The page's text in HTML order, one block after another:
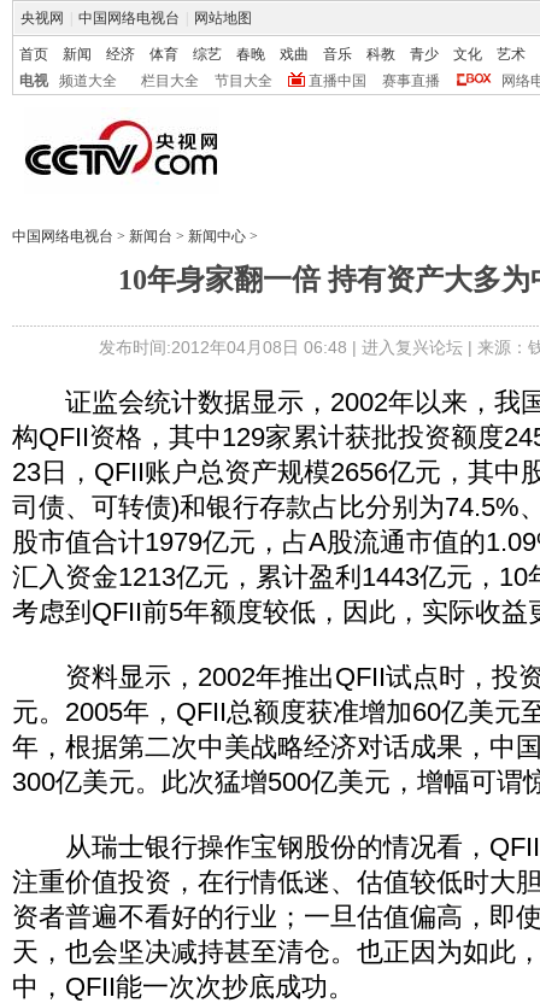
央视网 中国网络电视台 网站地图
首页 新闻 经济 体育 综艺 春晚 戏曲 音乐 科教 青少 文化
艺术
电视
频道大全 栏目大全 节目大全 直播中国 赛事直播 网络
中国网络电视台 > 新闻台 > 新闻中心 >
10年身家翻一倍 持有资产大多
发布时间:2012年04月08日 06:48 | 进入复兴论坛| 来源：
证监会统计数据显示，2002年以来，我
构QFII资格，其中129家累计获批投资额度
23日，QFII账户总资产规模2656亿元，其中
司债、可转债)和银行存款占比分别为74.5%
股市值合计1979亿元，占A股流通市值的
汇入资金1213亿元，累计盈利1443亿元，10
考虑到QFII前5年额度较低，因此，实际收益
资料显示，2002年推出QFII试点时，投
元。2005年，QFII总额度获准增加60亿美元
年，根据第二次中美战略经济对话成果，中
300亿美元。此次猛增500亿美元，增幅可谓
从瑞士银行操作宝钢股份的情况看，QFII
注重价值投资，在行情低迷、估值较低时大
资者普遍不看好的行业；一旦估值偏高，即
天，也会坚决减持甚至清仓。也正因为如此
中，QFII能一次次抄底成功。